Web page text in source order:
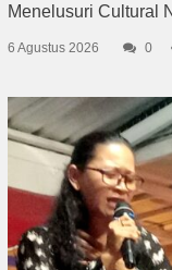
Menelusuri Cultural
6 Agustus 2026 0